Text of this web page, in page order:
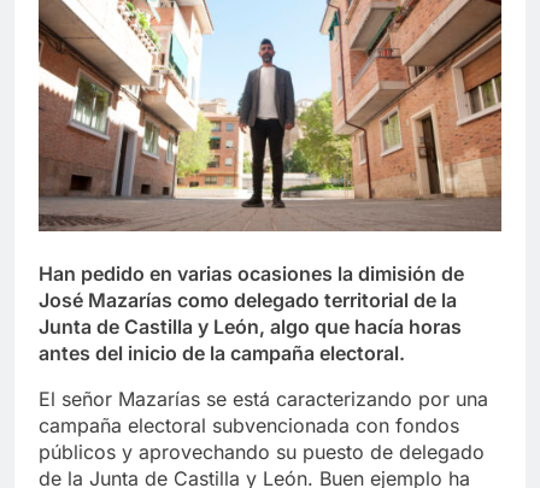
Han pedido en varias ocasiones la dimisión de
José Mazarías como delegado territorial de la
Junta de Castilla y León, algo que hacía horas
antes del inicio de la campaña electoral.
El señor Mazarías se está caracterizando por una
campaña electoral subvencionada con fondos
públicos y aprovechando su puesto de delegado
de la Junta de Castilla y León. Buen ejemplo ha